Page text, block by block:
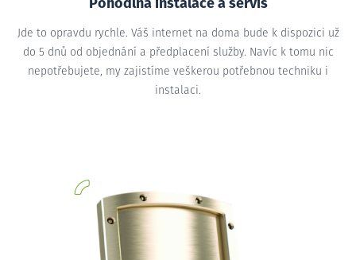
Pohodlná instalace a servis
Jde to opravdu rychle. Váš internet na doma bude k dispozici už
do 5 dnů od objednání a předplacení služby. Navíc k tomu nic
nepotřebujete, my zajistíme veškerou potřebnou techniku i
instalaci.